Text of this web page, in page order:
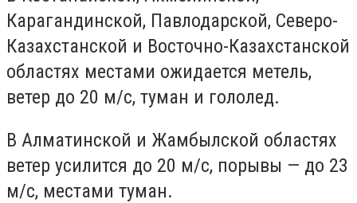
Карагандинской, Павлодарской, Северо-
Казахстанской и Восточно-Казахстанской
областях местами ожидается метель,
ветер до 20 м/с, туман и гололед.
В Алматинской и Жамбылской областях
ветер усилится до 20 м/с, порывы — до 23
м/с, местами туман.